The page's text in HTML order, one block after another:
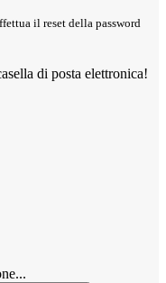
il reset della password
di posta elettronica!